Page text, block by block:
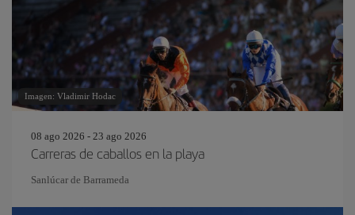
Imagen: Vladimir Hodac
08 ago 2026 - 23 ago 2026
Carreras de caballos en la playa
Sanlúcar de Barrameda